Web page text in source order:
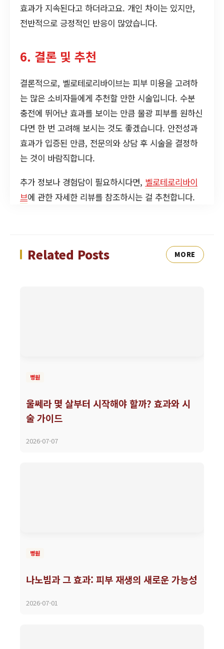
효과가 지속된다고 하더라고요. 개인 차이는 있지만,
전반적으로 긍정적인 반응이 많았습니다.
6. 결론 및 추천
결론적으로, 벨로테로리바이브는 피부 미용을 고려하
는 많은 소비자들에게 추천할 만한 시술입니다. 수분
충전에 뛰어난 효과를 보이는 만큼 물광 피부를 원하신
다면 한 번 고려해 보시는 것도 좋겠습니다. 안전성과
효과가 입증된 만큼, 전문의와 상담 후 시술을 결정하
는 것이 바람직합니다.
추가 정보나 경험담이 필요하시다면, 벨로테로리바이
브에 관한 자세한 리뷰를 참조하시는 걸 추천합니다.
Related Posts MORE
병원
울쎄라 몇 살부터 시작해야 할까? 효과와 시
술 가이드
2026-07-07
병원
나노빔과 그 효과: 피부 재생의 새로운 가능성
2026-07-01